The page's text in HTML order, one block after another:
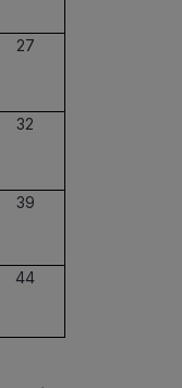
27
32
39
44